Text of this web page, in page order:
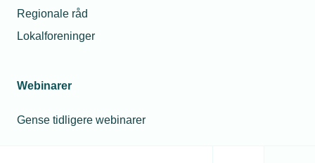
Regionale råd
Lokalforeninger
Webinarer
Gense tidligere webinarer